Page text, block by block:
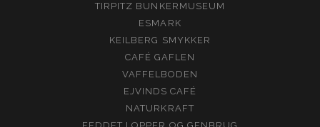
TIRPITZ BUNKERMUSEUM
ESMARK
KEILBERG SMYKKER
CAFÉ GAFLEN
VAFFELBODEN
EJVINDS CAFÉ
NATURKRAFT